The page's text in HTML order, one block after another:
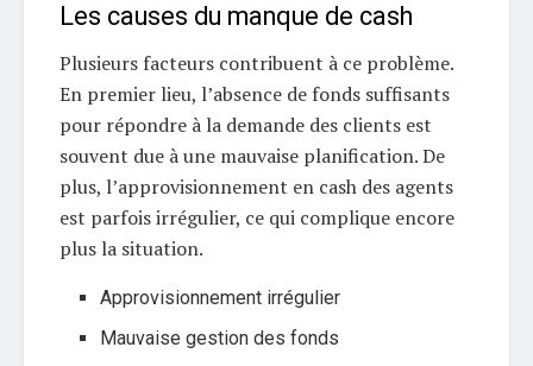
Les causes du manque de cash
Plusieurs facteurs contribuent à ce problème.
En premier lieu, l’absence de fonds suffisants
pour répondre à la demande des clients est
souvent due à une mauvaise planification. De
plus, l’approvisionnement en cash des agents
est parfois irrégulier, ce qui complique encore
plus la situation.
Approvisionnement irrégulier
Mauvaise gestion des fonds